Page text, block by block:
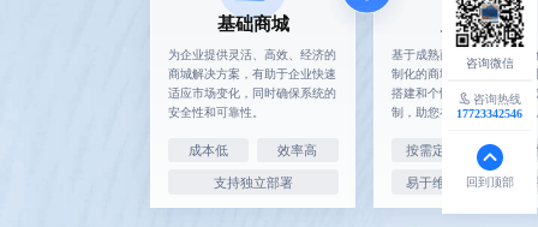
基础商城
为企业提供灵活、高效、经济的
商城解决方案，有助于企业快速
适应市场变化，同时确保系统的
安全性和可靠性。
成本低 效率高
支持独立部署
定制开发
基于成熟商城系统，我们提
制化的商城解决方案，实现
搭建和个性化的页面及功能
制，助您在市场中脱颖而出
按需定制 品牌调
易于维护 安全性
咨询热线
17723342546
回到顶部